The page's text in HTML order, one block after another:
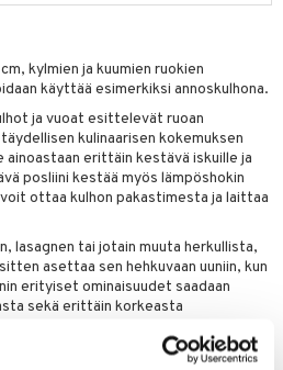
kylmien ja kuumien ruokien
käyttää esimerkiksi annoskulhona.
ja vuoat esittelevät ruoan
kulinaarisen kokemuksen
ainoastaan erittäin kestävä iskuille ja
posliini kestää myös lämpöshokin
ottaa kulhon pakastimesta ja laittaa
lasagnen tai jotain muuta herkullista,
asettaa sen hehkuvaan uuniin, kun
erityiset ominaisuudet saadaan
sekä erittäin korkeasta
edullinen ominaisuus, että se imee ja